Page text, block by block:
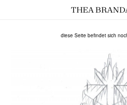
THEA
diese Seite befindet sich